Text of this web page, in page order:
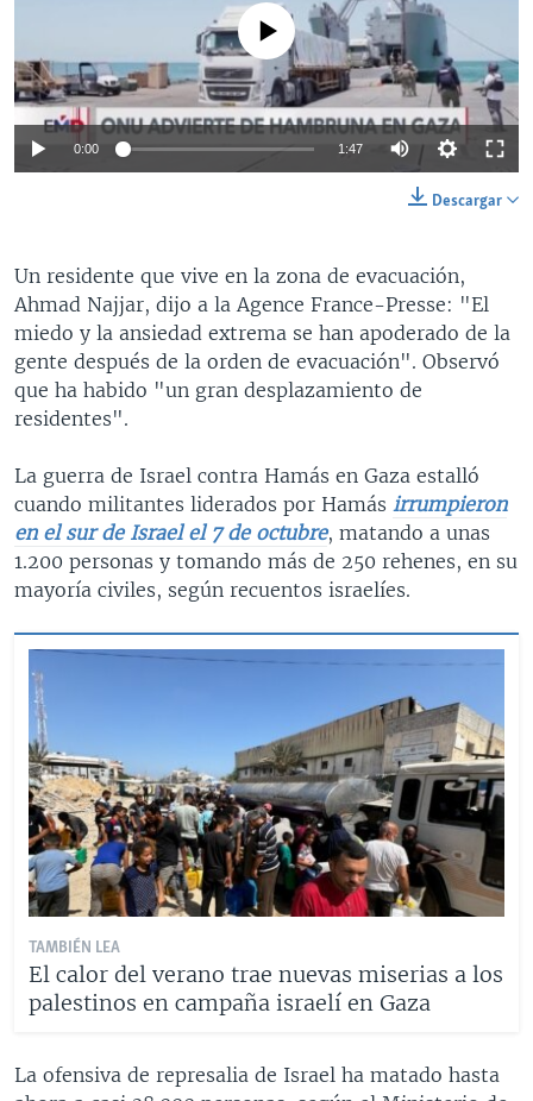
No media source currently available
0:00 1:47
Descargar
Un residente que vive en la zona de evacuación,
Ahmad Najjar, dijo a la Agence France-Presse: "El
miedo y la ansiedad extrema se han apoderado de la
gente después de la orden de evacuación". Observó
que ha habido "un gran desplazamiento de
residentes".
La guerra de Israel contra Hamás en Gaza estalló
cuando militantes liderados por Hamás irrumpieron
en el sur de Israel el 7 de octubre, matando a unas
1.200 personas y tomando más de 250 rehenes, en su
mayoría civiles, según recuentos israelíes.
TAMBIÉN LEA
El calor del verano trae nuevas miserias a los
palestinos en campaña israelí en Gaza
La ofensiva de represalia de Israel ha matado hasta